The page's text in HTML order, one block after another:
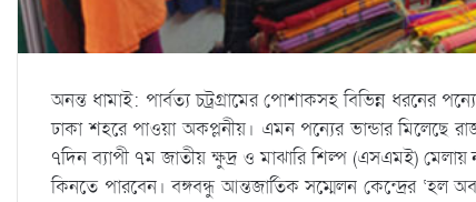
অনন্ত ধামাই: পার্বত্য চট্রগ্রামের পোশাকসহ বিভিন্ন ধরনের
ঢাকা শহরে পাওয়া অকপ্লনীয়। এমন পন্যের ভান্ডার মিলেছে
৭দিন ব্যাপী ৭ম জাতীয় ক্ষুদ্র ও মাঝারি শিল্প (এসএমই)
কিনতে পারবেন। বঙ্গবন্ধু আন্তজার্তিক সম্মেলন কেন্দ্রের ‘হল